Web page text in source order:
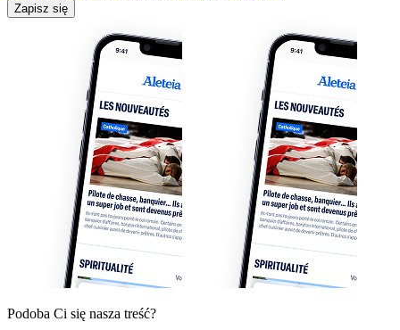
Zapisz się
Podoba Ci się nasza treść?